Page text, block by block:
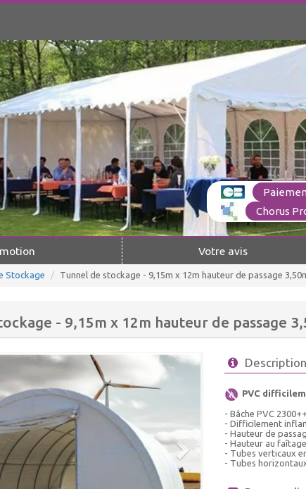
Chorus
Votre avis
Stockage Tunnel de stockage - 9,15m x 12m hauteur de passage
- 9,15m x 12m hauteur de passage
PVC
- Bâche PVC 2300++
- Difficilement
- Hauteur de
- Hauteur au
- Tubes verticaux
- Tubes